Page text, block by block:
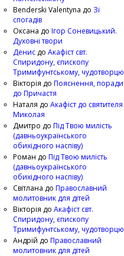
Benderski Valentyna до Зі
спогадів
Оксана до Ігор Соневицький.
Духовні твори
Денис до Акафіст свт.
Спиридону, єпископу
Тримифунтському, чудотворцю
Вікторія до Пояснення, поради
до Причастя
Наталя до Акафіст до святителя
Миколая
Дмитро до Під Твою милість
(давньоукраїнського
обихідного наспіву)
Роман до Під Твою милість
(давньоукраїнського
обихідного наспіву)
Світлана до Православний
молитовник для дітей
Вікторія до Акафіст свт.
Спиридону, єпископу
Тримифунтському, чудотворцю
Андрій до Православний
молитовник для дітей